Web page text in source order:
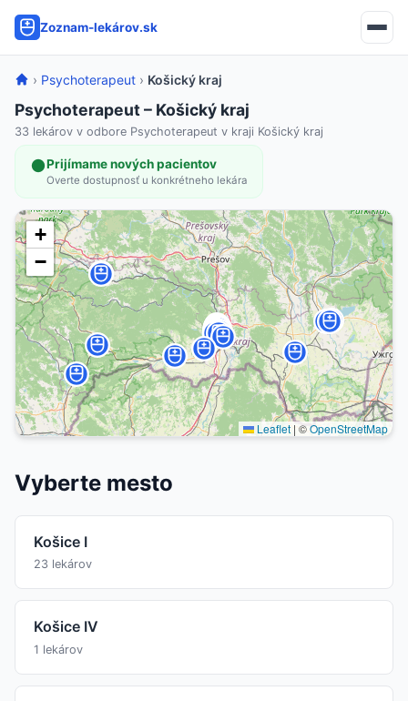
Zoznam-lekárov.sk
› Psychoterapeut › Košický kraj
Psychoterapeut – Košický kraj
33 lekárov v odbore Psychoterapeut v kraji Košický kraj
Prijímame nových pacientov
Overte dostupnosť u konkrétneho lekára
+
−
Leaflet | ©OpenStreetMap
Vyberte mesto
Košice I
23 lekárov
Košice IV
1 lekárov